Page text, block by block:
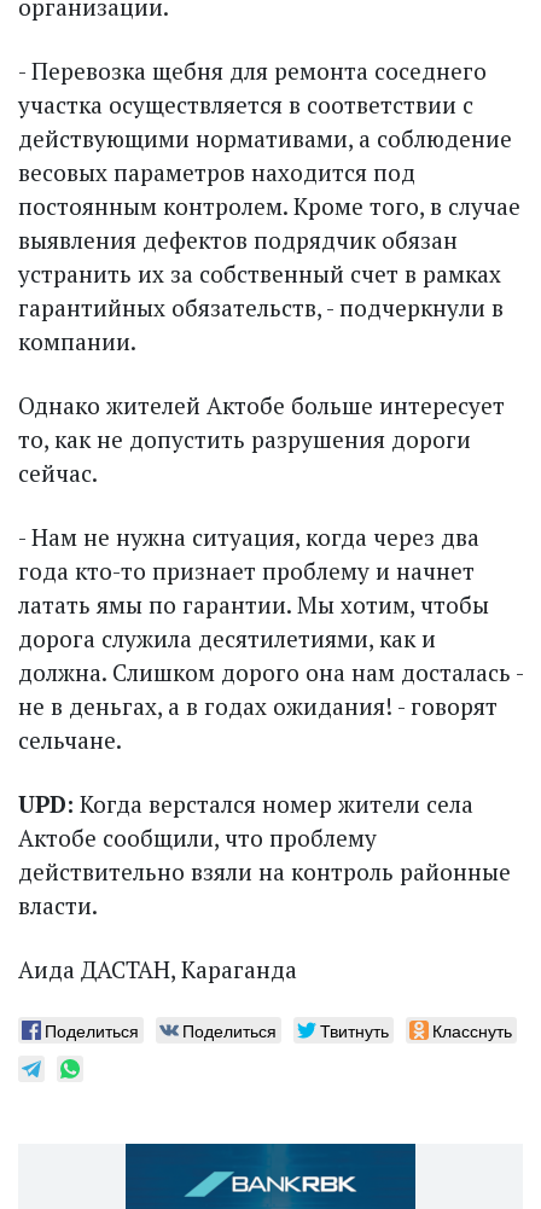
организации.
- Перевозка щебня для ремонта соседнего
участка осуществляется в соответствии с
действующими нормативами, а соблюдение
весовых парамет­ров находится под
постоянным контролем. Кроме того, в случае
выявления дефектов подрядчик обязан
устранить их за собственный счет в рамках
гарантийных обязательств, - подчеркнули в
компании.
Однако жителей Актобе больше интересует
то, как не допус­тить разрушения дороги
сейчас.
- Нам не нужна ситуация, когда через два
года кто-то признает проблему и начнет
латать ямы по гарантии. Мы хотим, чтобы
дорога служила десятилетиями, как и
должна. Слишком дорого она нам досталась -
не в деньгах, а в годах ожидания! - говорят
сельчане.
UPD: Когда верстался номер жители села
Актобе сообщили, что проблему
действительно взяли на контроль районные
власти.
Аида ДАСТАН, Караганда
Поделиться Поделиться Твитнуть Класснуть